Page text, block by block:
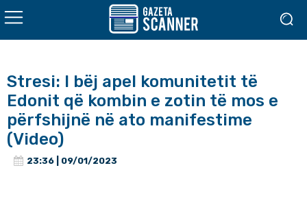
Stresi: I bëj apel komunitetit të
Edonit që kombin e zotin të mos e
përfshijnë në ato manifestime
(Video)
23:36 | 09/01/2023